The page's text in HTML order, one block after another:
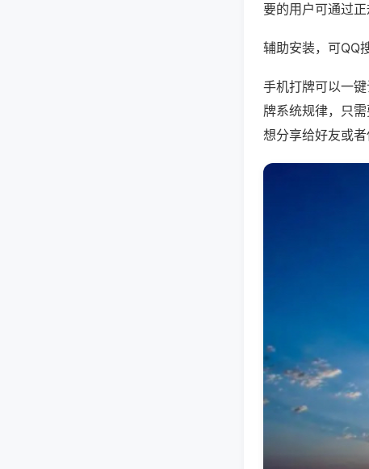
要的用户可通过正
辅助安装，可QQ
手机打牌可以一
牌系统规律，只
想分享给好友或者